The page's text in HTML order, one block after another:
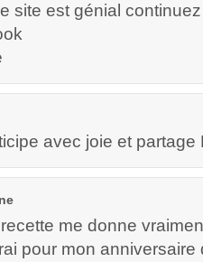
site est génial
avec joie et partage
me donne
pour mon anniversaire